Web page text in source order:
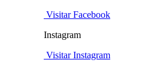
Visitar Facebook
Instagram
Visitar Instagram